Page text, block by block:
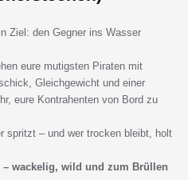
Ziel: den Gegner ins Wasser
eure mutigsten Piraten mit
Gleichgewicht und einer
eure Kontrahenten von Bord zu
spritzt – und wer trocken bleibt, holt
– wackelig, wild und zum Brüllen